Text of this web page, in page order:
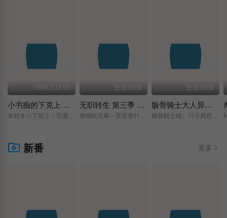
09|周六18:00
小书痴的下克上 〜为了成为图书管理员而不择手段〜 领主的养女
本好きの下剋上～司書になるためには手段を選んでいられません～/領主の養女/
更新至6集
无职转生 第三季 ～到了异世界就拿出真本事～
無職転生Ⅲ/～異世界行ったら本気だす～/
更新至5集
骸骨骑士大人异世界冒险中 第二季
骸骨騎士様、只今異世界へお出掛け中Ⅱ/
新番 更多